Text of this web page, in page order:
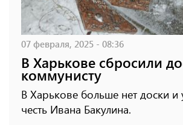
07 февраля, 2025 - 08:36
В Харькове сбросили
коммунисту
В Харькове больше нет доски и
честь Ивана Бакулина.